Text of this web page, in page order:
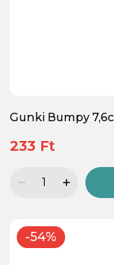
Gunki Bumpy
233 Ft
-54%